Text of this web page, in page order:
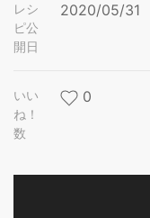
レシ
ピ公
開日
2020/05/31
いい
ね！
数
0